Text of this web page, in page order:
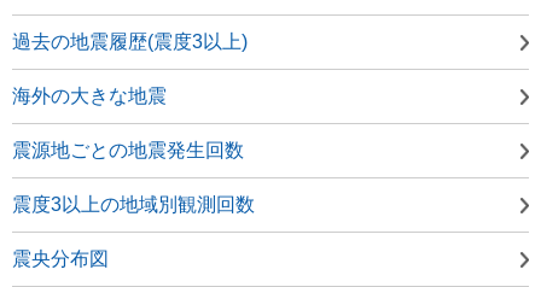
過去の地震履歴(震度3以上)
海外の大きな地震
震源地ごとの地震発生回数
震度3以上の地域別観測回数
震央分布図